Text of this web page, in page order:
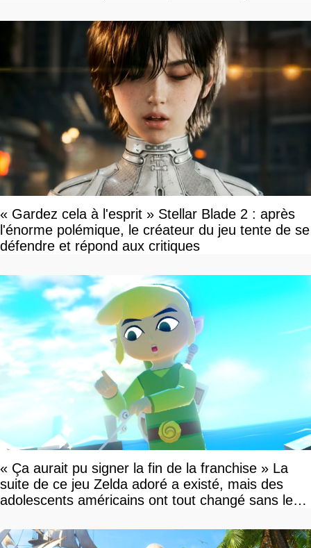
« Gardez cela à l'esprit » Stellar Blade 2 : après
l'énorme polémique, le créateur du jeu tente de se
défendre et répond aux critiques
« Ça aurait pu signer la fin de la franchise » La
suite de ce jeu Zelda adoré a existé, mais des
adolescents américains ont tout changé sans le